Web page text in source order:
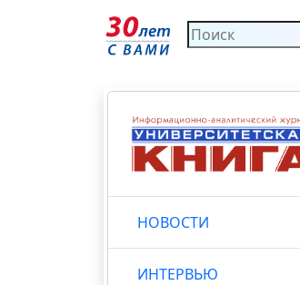
НОВОСТИ
ИНТЕРВЬЮ